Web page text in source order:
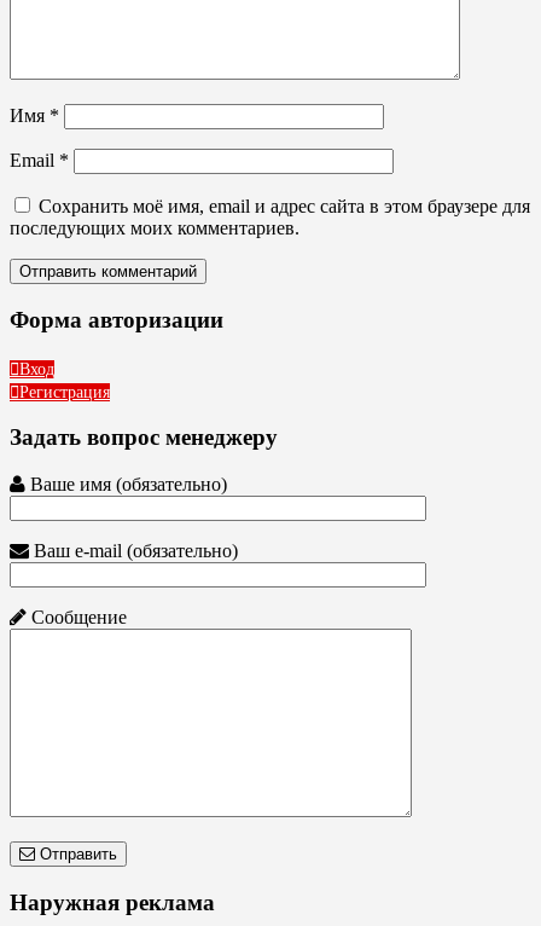
Имя *
Email *
Сохранить моё имя, email и адрес сайта в этом браузере для
последующих моих комментариев.
Форма авторизации
Вход
Регистрация
Задать вопрос менеджеру
Ваше имя (обязательно)
Ваш e-mail (обязательно)
Сообщение
Отправить
Наружная реклама